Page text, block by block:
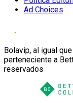
Ad Choices
Bolavip, al igual
perteneciente a
reservados